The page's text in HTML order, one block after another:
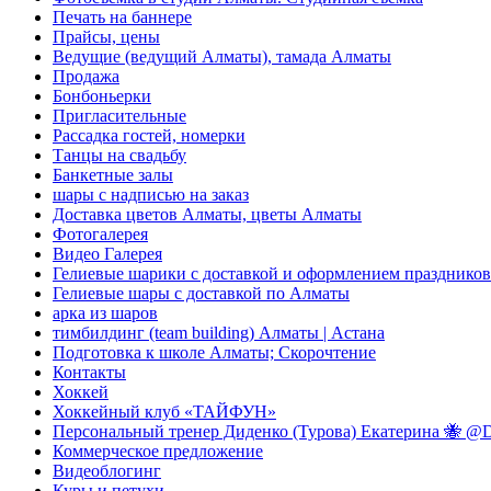
Печать на баннере
Прайсы, цены
Ведущие (ведущий Алматы), тамада Алматы
Продажа
Бонбоньерки
Пригласительные
Рассадка гостей, номерки
Танцы на свадьбу
Банкетные залы
шары с надписью на заказ
Доставка цветов Алматы, цветы Алматы
Фотогалерея
Видео Галерея
Гелиевые шарики с доставкой и оформлением праздников
Гелиевые шары с доставкой по Алматы
арка из шаров
тимбилдинг (team building) Алматы | Астана
Подготовка к школе Алматы; Скорочтение
Контакты
Хоккей
Хоккейный клуб «ТАЙФУН»
Персональный тренер Диденко (Турова) Екатерина 🐝
Коммерческое предложение
Видеоблогинг